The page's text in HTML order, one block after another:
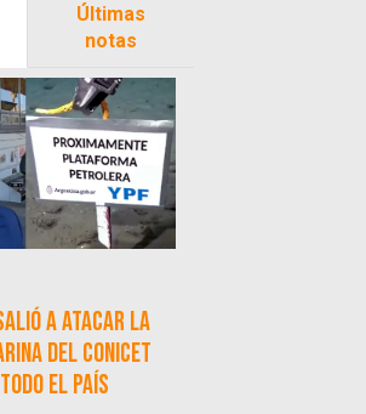
Últimas
notas
a atacar la
del CONICET
el país